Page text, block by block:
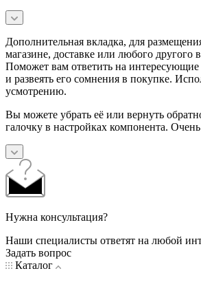
Дополнительная вкладка, для
магазине, доставке или любого другого
Поможет вам ответить на
и развеять его сомнения в покупке.
усмотрению.
Вы можете убрать её или вернуть
галочку в настройках компонента.
Нужна консультация?
Наши специалисты ответят на любой
Задать вопрос
Каталог